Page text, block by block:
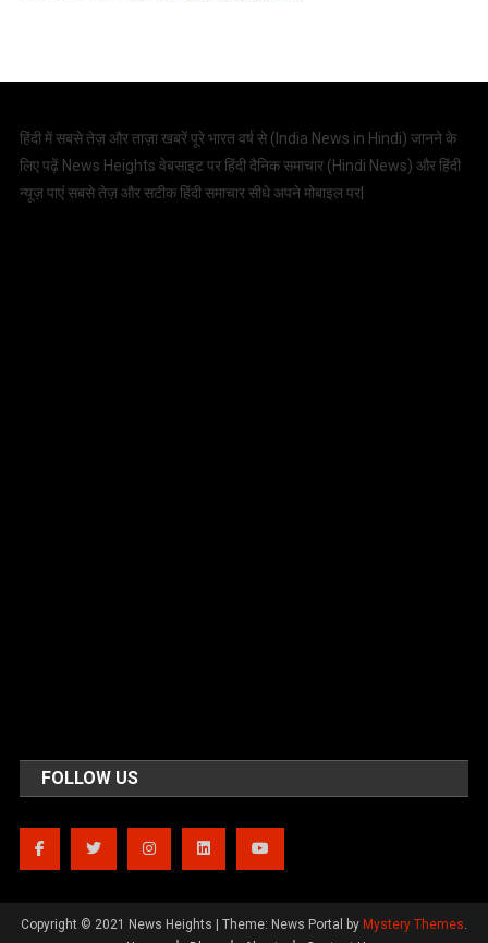
हिंदी में सबसे तेज़ और ताज़ा खबरें पूरे भारत वर्ष से (India News in Hindi) जानने के
लिए पढ़ें News Heights वेबसाइट पर हिंदी दैनिक समाचार (Hindi News) और हिंदी
न्यूज़ पाएं सबसे तेज़ और सटीक हिंदी समाचार सीधे अपने मोबाइल पर|
FOLLOW US
Copyright © 2021 News Heights | Theme: News Portal by Mystery Themes